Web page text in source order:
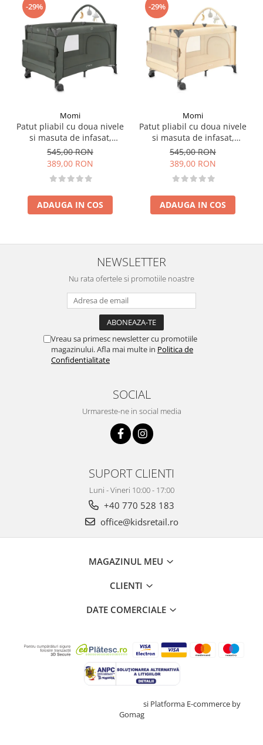
-29%
Momi
Patut pliabil cu doua nivele
si masuta de infasat,
60x120 cm, Momi, Belove
Plus - Green
545,00 RON
389,00 RON
ADAUGA IN COS
-29%
Momi
Patut pliabil cu doua nivele
si masuta de infasat,
60x120 cm, Momi, Belove
Plus -Beige
545,00 RON
389,00 RON
ADAUGA IN COS
NEWSLETTER
Nu rata ofertele si promotiile noastre
Vreau sa primesc newsletter cu promotiile
magazinului. Afla mai multe in Politica de
Confidentialitate
SOCIAL
Urmareste-ne in social media
SUPORT CLIENTI
Luni - Vineri 10:00 - 17:00
+40 770 528 183
office@kidsretail.ro
MAGAZINUL MEU
CLIENTI
DATE COMERCIALE
si Platforma E-commerce by
Gomag